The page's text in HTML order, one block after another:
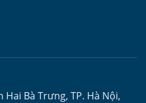
Hai Bà Trưng, TP. Hà Nội,